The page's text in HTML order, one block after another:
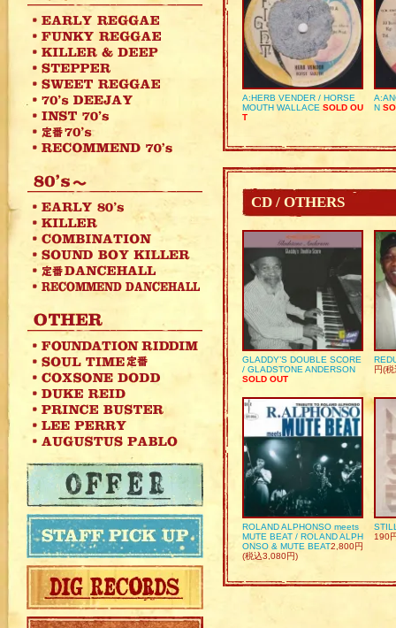
A:HERB VENDER / HORSE
MOUTH WALLACE SOLD OU
T
N
CD / OTHERS
GLADDY’S DOUBLE SCORE
/ GLADSTONE ANDERSON
SOLD OUT
円(
ROLAND ALPHONSO meets
MUTE BEAT / ROLAND ALPH
ONSO & MUTE BEAT2,800円
(税込3,080円)
190